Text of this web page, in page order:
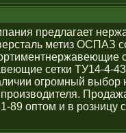
предлагает
метиз ОСПАЗ
сетки ТУ14-4-
огромный
89 оптом и в розницу